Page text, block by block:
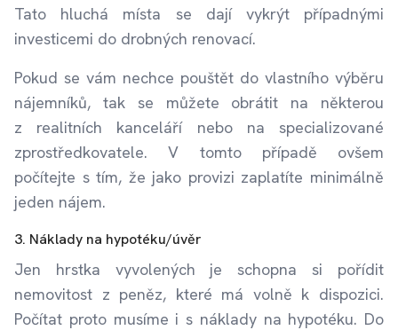
Tato hluchá místa se dají vykrýt případnými
investicemi do drobných renovací.
Pokud se vám nechce pouštět do vlastního výběru
nájemníků, tak se můžete obrátit na některou
z realitních kanceláří nebo na specializované
zprostředkovatele. V tomto případě ovšem
počítejte s tím, že jako provizi zaplatíte minimálně
jeden nájem.
3. Náklady na hypotéku/úvěr
Jen hrstka vyvolených je schopna si pořídit
nemovitost z peněz, které má volně k dispozici.
Počítat proto musíme i s náklady na hypotéku. Do